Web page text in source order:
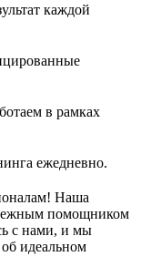
каждой
в рамках
ежедневно.
Наша
помощником
с нами, и мы
идеальном